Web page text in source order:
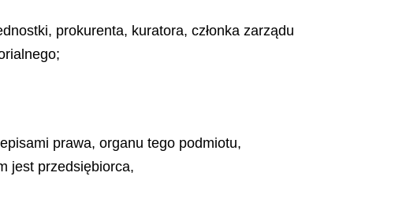
prokurenta, kuratora, członka zarządu
prawa, organu tego podmiotu,
jest przedsiębiorca,